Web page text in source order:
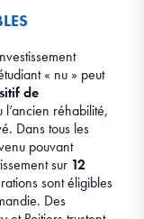
« nu » peut
de
réhabilité,
Dans tous les
pouvant
sur 12
sont éligibles
Des